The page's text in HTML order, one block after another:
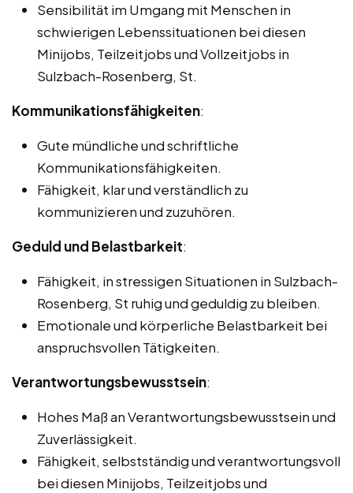
Sensibilität im Umgang mit Menschen in
schwierigen Lebenssituationen bei diesen
Minijobs, Teilzeitjobs und Vollzeitjobs in
Sulzbach-Rosenberg, St.
Kommunikationsfähigkeiten:
Gute mündliche und schriftliche
Kommunikationsfähigkeiten.
Fähigkeit, klar und verständlich zu
kommunizieren und zuzuhören.
Geduld und Belastbarkeit:
Fähigkeit, in stressigen Situationen in Sulzbach-
Rosenberg, St ruhig und geduldig zu bleiben.
Emotionale und körperliche Belastbarkeit bei
anspruchsvollen Tätigkeiten.
Verantwortungsbewusstsein:
Hohes Maß an Verantwortungsbewusstsein und
Zuverlässigkeit.
Fähigkeit, selbstständig und verantwortungsvoll
bei diesen Minijobs, Teilzeitjobs und